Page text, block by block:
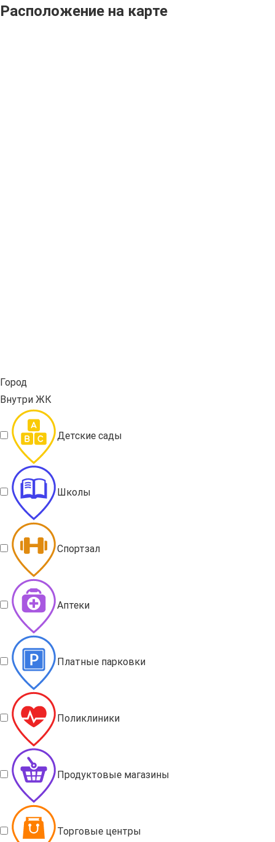
Расположение на карте
Город
Внутри ЖК
Детские сады
Школы
Спортзал
Аптеки
Платные парковки
Поликлиники
Продуктовые магазины
Торговые центры